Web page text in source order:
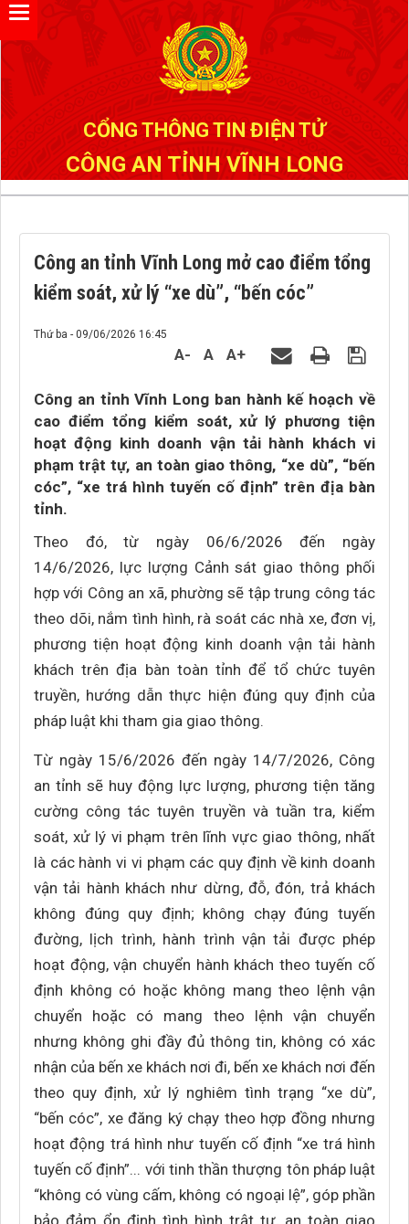
CỔNG THÔNG TIN ĐIỆN TỬ
CÔNG AN TỈNH VĨNH LONG
Công an tỉnh Vĩnh Long mở cao điểm tổng
kiểm soát, xử lý “xe dù”, “bến cóc”
Thứ ba - 09/06/2026 16:45
A- A A+
Công an tỉnh Vĩnh Long ban hành kế hoạch về
cao điểm tổng kiểm soát, xử lý phương tiện
hoạt động kinh doanh vận tải hành khách vi
phạm trật tự, an toàn giao thông, “xe dù”, “bến
cóc”, “xe trá hình tuyến cố định” trên địa bàn
tỉnh.
Theo đó, từ ngày 06/6/2026 đến ngày
14/6/2026, lực lượng Cảnh sát giao thông phối
hợp với Công an xã, phường sẽ tập trung công tác
theo dõi, nắm tình hình, rà soát các nhà xe, đơn vị,
phương tiện hoạt động kinh doanh vận tải hành
khách trên địa bàn toàn tỉnh để tổ chức tuyên
truyền, hướng dẫn thực hiện đúng quy định của
pháp luật khi tham gia giao thông.
Từ ngày 15/6/2026 đến ngày 14/7/2026, Công
an tỉnh sẽ huy động lực lượng, phương tiện tăng
cường công tác tuyên truyền và tuần tra, kiểm
soát, xử lý vi phạm trên lĩnh vực giao thông, nhất
là các hành vi vi phạm các quy định về kinh doanh
vận tải hành khách như dừng, đỗ, đón, trả khách
không đúng quy định; không chạy đúng tuyến
đường, lịch trình, hành trình vận tải được phép
hoạt động, vận chuyển hành khách theo tuyến cố
định không có hoặc không mang theo lệnh vận
chuyển hoặc có mang theo lệnh vận chuyển
nhưng không ghi đầy đủ thông tin, không có xác
nhận của bến xe khách nơi đi, bến xe khách nơi đến
theo quy định, xử lý nghiêm tình trạng “xe dù”,
“bến cóc”, xe đăng ký chạy theo hợp đồng nhưng
hoạt động trá hình như tuyến cố định “xe trá hình
tuyến cố định”... với tinh thần thượng tôn pháp luật
“không có vùng cấm, không có ngoại lệ”, góp phần
bảo đảm ổn định tình hình trật tự, an toàn giao